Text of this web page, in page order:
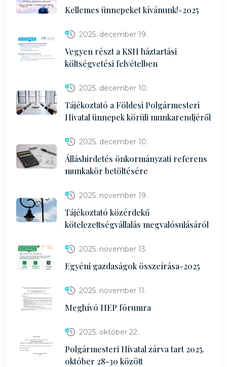
Kellemes ünnepeket kívánunk!-2025
2025. december 19.
Vegyen részt a KSH háztartási
költségvetési felvételben
2025. december 10.
Tájékoztató a Földesi Polgármesteri
Hivatal ünnepek körüli munkarendjéről
2025. december 10.
Álláshirdetés önkormányzati referens
munkakör betöltésére
2025. november 19.
Tájékoztató közérdekű
kötelezettségvállalás megvalósulásáról
2025. november 13.
Egyéni gazdaságok összeírása-2025
2025. november 11.
Meghívó HEP fórumra
2025. október 22.
Polgármesteri Hivatal zárva tart 2025.
október 28-30 között